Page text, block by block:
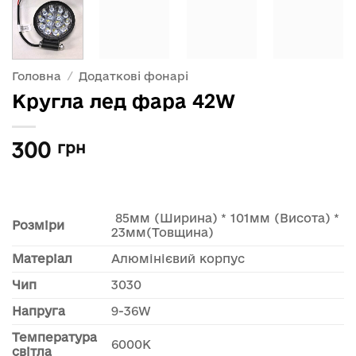
Головна / Додаткові фонарі
Кругла лед фара 42W
300 грн
Розміри
85мм (Ширина) * 101мм (Висота) *
23мм(Товщина)
Матеріал
Алюмінієвий корпус
Чип
3030
Напруга
9-36W
Температура
світла
6000К